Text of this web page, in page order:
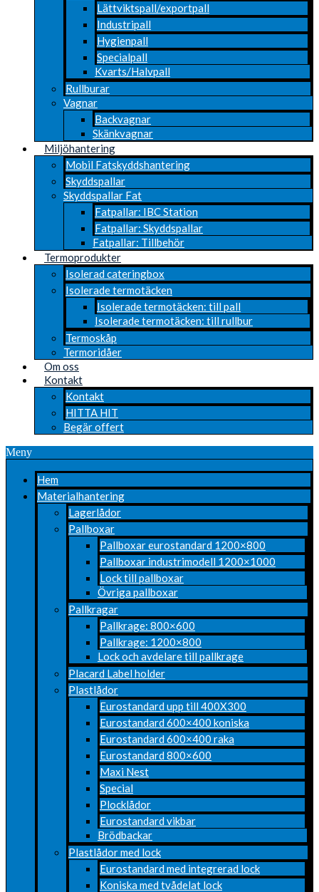
Lättviktspall/exportpall
Industripall
Hygienpall
Specialpall
Kvarts/Halvpall
Rullburar
Vagnar
Backvagnar
Skänkvagnar
Miljöhantering
Mobil Fatskyddshantering
Skyddspallar
Skyddspallar Fat
Fatpallar: IBC Station
Fatpallar: Skyddspallar
Fatpallar: Tillbehör
Termoprodukter
Isolerad cateringbox
Isolerade termotäcken
Isolerade termotäcken: till pall
Isolerade termotäcken: till rullbur
Termoskåp
Termoridåer
Om oss
Kontakt
Kontakt
HITTA HIT
Begär offert
Meny
Hem
Materialhantering
Lagerlådor
Pallboxar
Pallboxar eurostandard 1200×800
Pallboxar industrimodell 1200×1000
Lock till pallboxar
Övriga pallboxar
Pallkragar
Pallkrage: 800×600
Pallkrage: 1200×800
Lock och avdelare till pallkrage
Placard Label holder
Plastlådor
Eurostandard upp till 400X300
Eurostandard 600×400 koniska
Eurostandard 600×400 raka
Eurostandard 800×600
Maxi Nest
Special
Plocklådor
Eurostandard vikbar
Brödbackar
Plastlådor med lock
Eurostandard med integrerad lock
Koniska med tvådelat lock